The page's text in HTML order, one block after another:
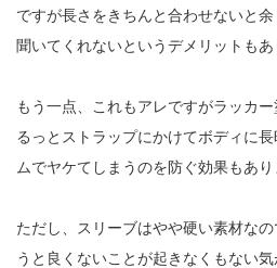
ですが長さをきちんと合わせないと
聞いてくれないというデメリットもあ
もう一点、これもアレですがラッカ
るっとストラップにかけてボディに
ムでヤケてしまうのを防ぐ効果もあり
ただし、スリーブはやや硬い素材な
うと良くないことが起きなくもない